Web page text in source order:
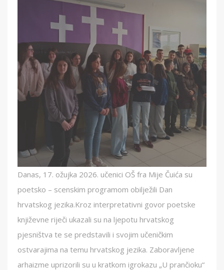
Danas, 17. ožujka 2026. učenici OŠ fra Mije Čuića su
poetsko – scenskim programom obilježili Dan
hrvatskog jezika.Kroz interpretativni govor poetske
književne riječi ukazali su na ljepotu hrvatskog
pjesništva te se predstavili i svojim učeničkim
ostvarajima na temu hrvatskog jezika. Zaboravljene
arhaizme uprizorili su u kratkom igrokazu „U prančioku“